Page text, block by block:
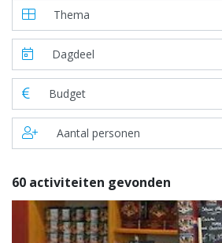
60 activiteiten gevonden